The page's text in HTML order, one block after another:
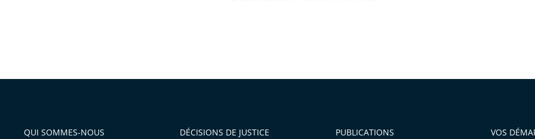
QUI SOMMES-NOUS DÉCISIONS DE JUSTICE PUBLICATIONS VOS